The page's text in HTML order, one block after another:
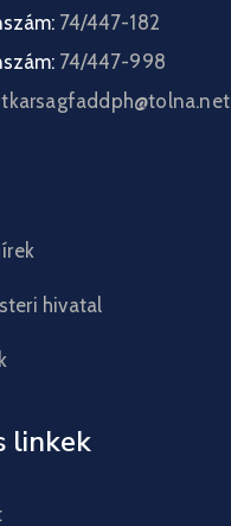
74/447-182
74/447-998
hivatal
linkek